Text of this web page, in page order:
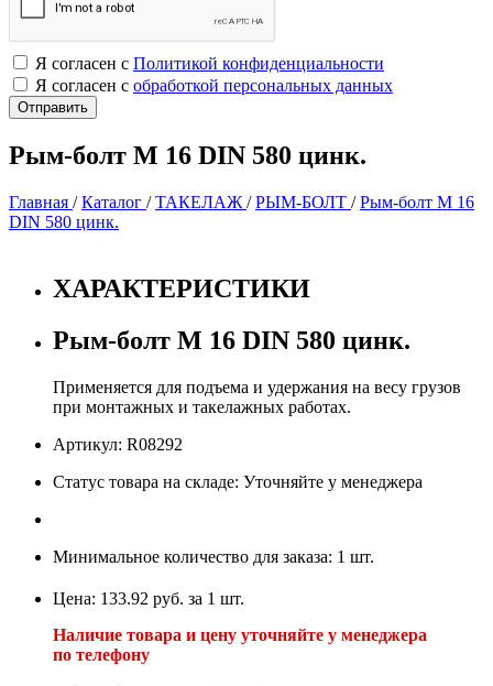
Я согласен с Политикой конфиденциальности
Я согласен с обработкой персональных данных
Рым-болт М 16 DIN 580 цинк.
Главная /Каталог /ТАКЕЛАЖ /РЫМ-БОЛТ /Рым-болт М 16
DIN 580 цинк.
ХАРАКТЕРИСТИКИ
Рым-болт М 16 DIN 580 цинк.
Применяется для подъема и удержания на весу грузов
при монтажных и такелажных работах.
Артикул: R08292
Статус товара на складе: Уточняйте у менеджера
Минимальное количество для заказа: 1 шт.
Цена: 133.92 руб. за 1 шт.
Наличие товара и цену уточняйте у менеджера
по телефону